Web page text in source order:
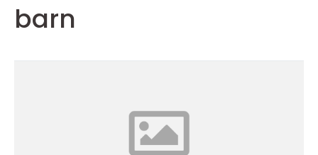
barn